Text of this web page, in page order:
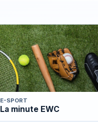
E-SPORT
La minute EWC